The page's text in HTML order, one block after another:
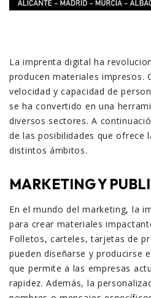
La imprenta digital ha
producen materiales impresos.
velocidad y capacidad de
se ha convertido en una
diversos sectores. A
de las posibilidades que ofrece
distintos ámbitos.
MARKETING Y
En el mundo del marketing, la
para crear materiales
Folletos, carteles, tarjetas de
pueden diseñarse y producirse
que permite a las empresas
rapidez. Además, la